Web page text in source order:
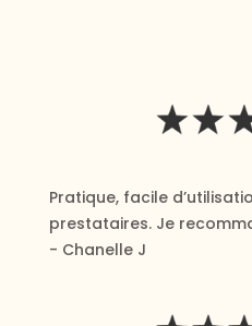
Pratique, facile
prestataires. Je
- Chanelle J